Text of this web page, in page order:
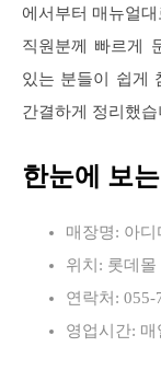
에서부터 매뉴얼
직원분께 빠르게
있는 분들이 쉽게
간결하게 정리했습
한눈에 보
매장명: 아
위치: 롯데몰
연락처: 055-
영업시간: